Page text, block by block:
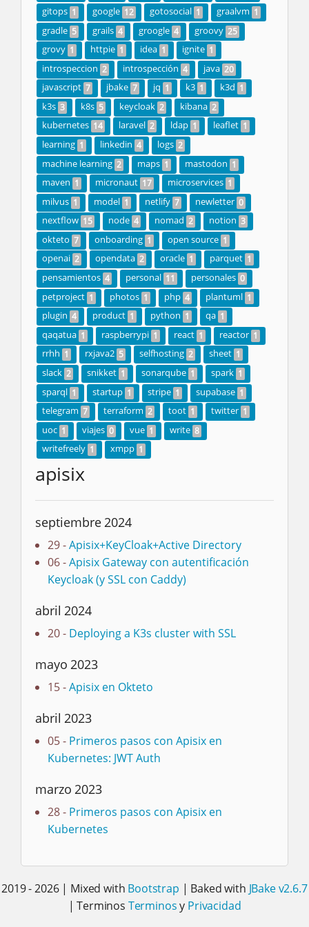
gitops 1 google 12 gotosocial 1 graalvm 1
gradle 5 grails 4 groogle 4 groovy 25
grovy 1 httpie 1 idea 1 ignite 1
introspeccion 2 introspección 4 java 20
javascript 7 jbake 7 jq 1 k3 1 k3d 1
k3s 3 k8s 5 keycloak 2 kibana 2
kubernetes 14 laravel 2 ldap 1 leaflet 1
learning 1 linkedin 4 logs 2
machine learning 2 maps 1 mastodon 1
maven 1 micronaut 17 microservices 1
milvus 1 model 1 netlify 7 newletter 0
nextflow 15 node 4 nomad 2 notion 3
okteto 7 onboarding 1 open source 1
openai 2 opendata 2 oracle 1 parquet 1
pensamientos 4 personal 11 personales 0
petproject 1 photos 1 php 4 plantuml 1
plugin 4 product 1 python 1 qa 1
qaqatua 1 raspberrypi 1 react 1 reactor 1
rrhh 1 rxjava2 5 selfhosting 2 sheet 1
slack 2 snikket 1 sonarqube 1 spark 1
sparql 1 startup 1 stripe 1 supabase 1
telegram 7 terraform 2 toot 1 twitter 1
uoc 1 viajes 0 vue 1 write 8
writefreely 1 xmpp 1
apisix
septiembre 2024
29 -Apisix+KeyCloak+Active Directory
06 -Apisix Gateway con autentificación
Keycloak (y SSL con Caddy)
abril 2024
20 - Deploying a K3s cluster with SSL
mayo 2023
15 -Apisix en Okteto
abril 2023
05 - Primeros pasos con Apisix en
Kubernetes: JWT Auth
marzo 2023
28 - Primeros pasos con Apisix en
Kubernetes
2019 - 2026 | Mixed with Bootstrap | Baked with JBake v2.6.7
| Terminos Terminosy Privacidad